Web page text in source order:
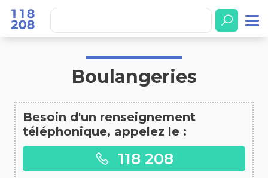
Accueil
Boulangeries
Besoin d'un renseignement
téléphonique, appelez le :
118 208